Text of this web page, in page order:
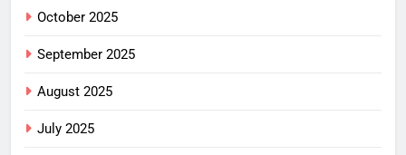
October 2025
September 2025
August 2025
July 2025